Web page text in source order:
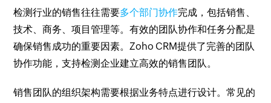
检测行业的销售往往需要多个部门协作完成，包括销售、
技术、商务、项目管理等。有效的团队协作和任务分配是
确保销售成功的重要因素。Zoho CRM提供了完善的团队
协作功能，支持检测企业建立高效的销售团队。
销售团队的组织架构需要根据业务特点进行设计。常见的